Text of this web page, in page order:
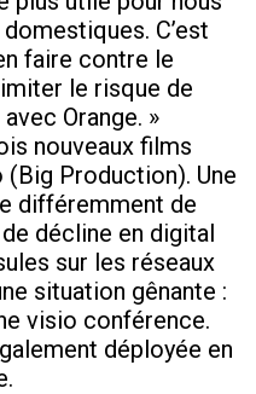
C’est
faire contre le
le risque de
Orange. »
nouveaux films
Production). Une
différemment de
décline en digital
sur les réseaux
situation gênante :
visio conférence.
déployée en